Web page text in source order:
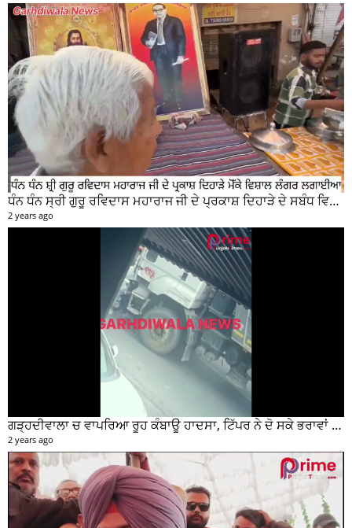
ਧੰਨ ਧੰਨ ਸ੍ਰੀ ਗੁਰੂ ਰਵਿਦਾਸ ਮਹਾਰਾਜ ਜੀ ਦੇ ਪ੍ਰਕਾਸ਼ ਦਿਹਾੜੇ ਦੇ ਸਬੰਧ ਵਿਚ ਮੇਨ ਰੋੜ ਵਿਖੇ ਲਾਗਾਇਆ ਵਿਸ਼ਾਲ ਲੰਗਰ
2 years ago
ਗੜ੍ਹਦੀਵਾਲਾ ਚ ਵਾਪਰਿਆ ਰੂਹ ਕੰਬਾਊ ਹਾਦਸਾ, ਟਿੱਪਰ ਨੇ ਦੋ ਸਕੇ ਭਰਾਵਾਂ ਨੂੰ ਕੁਚਲਿਆ, ਸੀਸੀਟੀਵੀ ਫੁਟੇਜ ਵੀ ਆਈ ਸਾਹਮਣੇ
2 years ago